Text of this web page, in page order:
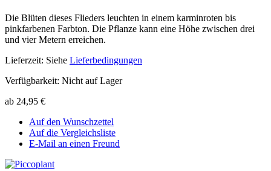
Die Blüten dieses Flieders leuchten in einem karminroten bis
pinkfarbenen Farbton. Die Pflanze kann eine Höhe zwischen drei
und vier Metern erreichen.
Lieferzeit: Siehe Lieferbedingungen
Verfügbarkeit: Nicht auf Lager
ab 24,95 €
Auf den Wunschzettel
Auf die Vergleichsliste
E-Mail an einen Freund